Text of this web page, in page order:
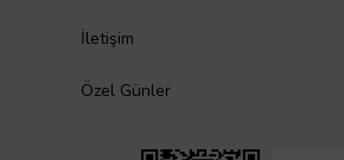
İletişim
Özel Günler